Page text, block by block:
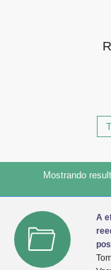
Mostrando
A